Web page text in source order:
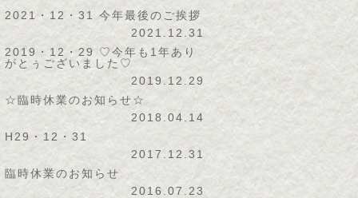
2021・12・31 今年最後のご挨拶
2021.12.31
2019・12・29 ♡今年も1年あり
がとぅございました♡
2019.12.29
☆臨時休業のお知らせ☆
2018.04.14
H29・12・31
2017.12.31
臨時休業のお知らせ
2016.07.23